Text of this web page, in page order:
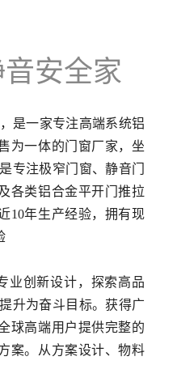
音安全家
是一家专注高端系统铝
为一体的门窗厂家，坐
专注极窄门窗、静音门
各类铝合金平开门推拉
10年生产经验，拥有现
业创新设计，探索高品
升为奋斗目标。获得广
球高端用户提供完整的
案。从方案设计、物料